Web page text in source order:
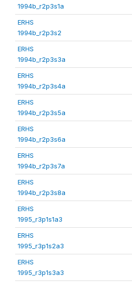
1994b_r2p3s1a
ERHS
1994b_r2p3s2
ERHS
1994b_r2p3s3a
ERHS
1994b_r2p3s4a
ERHS
1994b_r2p3s5a
ERHS
1994b_r2p3s6a
ERHS
1994b_r2p3s7a
ERHS
1994b_r2p3s8a
ERHS
1995_r3p1s1a3
ERHS
1995_r3p1s2a3
ERHS
1995_r3p1s3a3